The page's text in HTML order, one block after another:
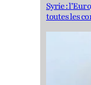
Syrie :
toutes les